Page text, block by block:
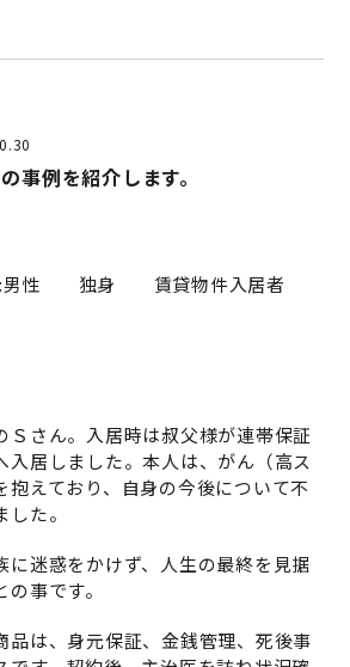
事例を紹介します。
性 独身 賃貸物件入居者
Ｓさん。入居時は叔父様が連帯保証
入居しました。本人は、がん（高ス
抱えており、自身の今後について不
た。
に迷惑をかけず、人生の最終を見据
事です。
品は、身元保証、金銭管理、死後事